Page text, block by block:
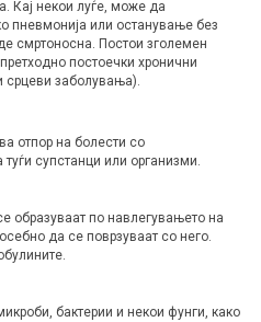
Кај некои луѓе, може да
пневмонија или останување без
смртоносна. Постои зголемен
постоечки хронични
срцеви заболувања).
отпор на болести со
супстанци или организми.
образуваат по навлегувањето на
да се поврзуваат со него.
бактерии и некои фунги, како